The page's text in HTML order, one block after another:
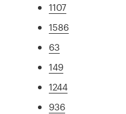
1107
1586
63
149
1244
936